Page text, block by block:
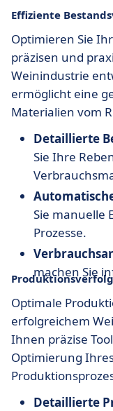
Effiziente
Optimieren Sie
präzisen und
Weinindustrie
ermöglicht eine
Materialien vom
Detaillierte
Sie Ihre
Sie manuelle
Prozesse.
machen Sie
Optimale
erfolgreichem
Ihnen präzise
Optimierung
Detaillierte